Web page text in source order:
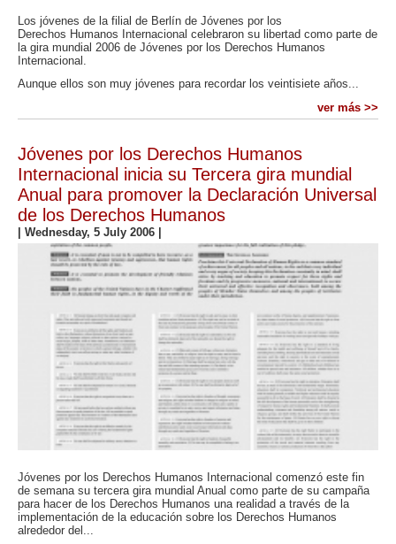
Los jóvenes de la filial de Berlín de Jóvenes por los
Derechos Humanos Internacional celebraron su libertad como parte de
la gira mundial 2006 de Jóvenes por los Derechos Humanos
Internacional.
Aunque ellos son muy jóvenes para recordar los veintisiete años...
ver más >>
Jóvenes por los Derechos Humanos
Internacional inicia su Tercera gira mundial
Anual para promover la Declaración Universal
de los Derechos Humanos
Wednesday, 5 July 2006
Jóvenes por los Derechos Humanos Internacional comenzó este fin
de semana su tercera gira mundial Anual como parte de su campaña
para hacer de los Derechos Humanos una realidad a través de la
implementación de la educación sobre los Derechos Humanos
alrededor del...